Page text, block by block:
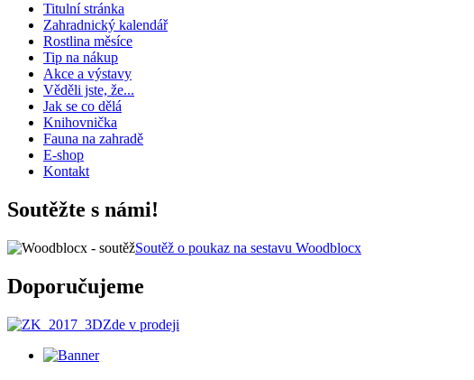
Titulní stránka
Zahradnický kalendář
Rostlina měsíce
Tip na nákup
Akce a výstavy
Věděli jste, že...
Jak se co dělá
Knihovnička
Fauna na zahradě
E-shop
Kontakt
Soutěžte s námi!
Soutěž o poukaz na sestavu Woodblocx
Doporučujeme
Zde v prodeji